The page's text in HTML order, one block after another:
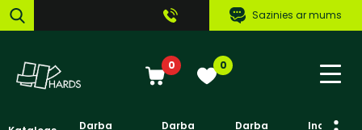
Sazinies ar mums
0 0
Darba Darba Darba